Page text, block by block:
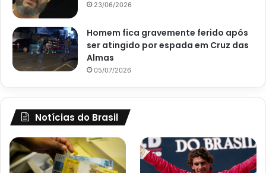
23/06/2026
Homem fica gravemente ferido após
ser atingido por espada em Cruz das
Almas
05/07/2026
Notícias do Brasil